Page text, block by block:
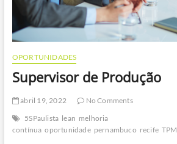
OPORTUNIDADES
Supervisor de Produção
abril 19, 2022
No Comments
5SPaulista lean melhoria
contínua oportunidade pernambuco recife TPM